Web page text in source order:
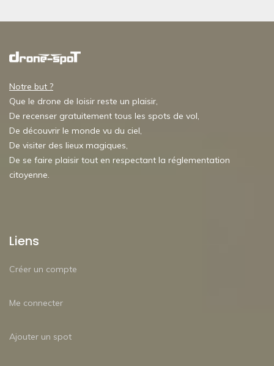
Notre but ?
Que le drone de loisir reste un plaisir,
De recenser gratuitement tous les spots de vol,
De découvrir le monde vu du ciel,
De visiter des lieux magiques,
De se faire plaisir tout en respectant la réglementation
citoyenne.
Liens
Créer un compte
Me connecter
Ajouter un spot